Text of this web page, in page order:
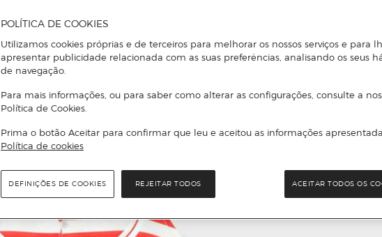
POLÍTICA DE COOKIES
Utilizamos cookies próprias e de terceiros para melhorar os nossos serviços e para
apresentar publicidade relacionada com as suas preferências, analisando os seus
de navegação.
Para mais informações, ou para saber como alterar as configurações, consulte a
Política de Cookies.
Prima o botão Aceitar para confirmar que leu e aceitou as informações
Política de cookies
REJEITAR TODOS ACEITAR TODOS OS
DEFINIÇÕES DE COOKIES